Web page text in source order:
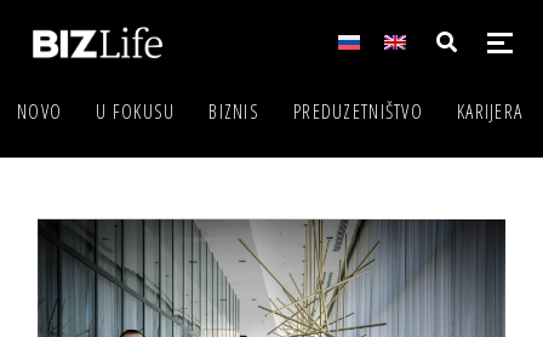
NOVO U FOKUSU BIZNIS PREDUZETNIŠTVO KARIJERA